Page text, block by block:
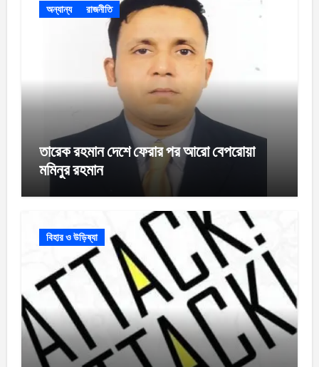
অন্যান্য রাজনীতি
তারেক রহমান দেশে ফেরার পর আরো বেপরোয়া
মমিনুর রহমান
বিহার ও উড়িষ্যা